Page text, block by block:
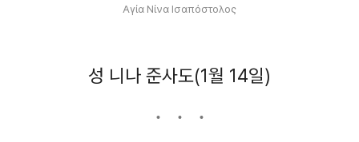
Αγία Νίνα Ισαπόστολος
성 니나 준사도(1월 14일)